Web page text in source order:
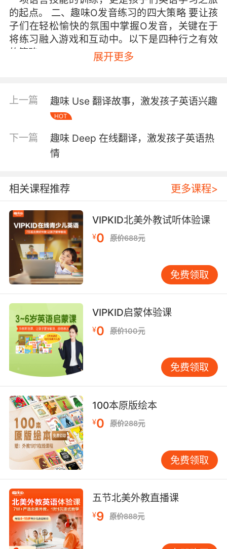
的起点。 二、趣味O发音练习的四大策略 要让孩
子们在轻松愉快的氛围中掌握O发音，关键在于
将练习融入游戏和互动中。以下是四种行之有效
的策略：
and the Dog”，孩子们可以在听故事的过程中，
自然而然地接触到O音。随后，通过角色扮演，
们对O音的理解，还能增强他们的语言表达能
具。选择一些包含O发音的英文儿歌，如“Old
MacDonald Had a Farm”，让孩子们在歌唱中练
习发音。通过反复的旋律和节奏，孩子们能够轻
松记住O音的发音方式，并在不知不觉中掌握这
一音素。
游戏与互动 游戏是孩子们最喜欢的活动之一。设
计一些与O发音相关的游戏，如“O音单词接龙”或
“O音寻宝游戏”，让孩子们在游戏中练习发音。通
过竞争和合作，孩子们不仅能够提高发音的准确
趣。
视觉与触觉结合 利用视觉和触觉的辅助工具，如
发音卡片、发音模型等，帮助孩子们更直观地理
解O音的发音方式。通过触摸和观察，孩子们能
够更清晰地感受到发音时口腔的形状和气流的变
化，从而更准确地掌握O音。 三、如何在家中进
演着至关重要的角色。以下是一些在家中可以轻
松实施的趣味O发音练习方法：
日常对话中的O音练习 在日常生活中，家长可以
有意识地使用包含O音的单词与孩子进行对话。
例如，在吃饭时，可以问孩子：“Do you want
some hot soup?” 通过反复的日常对话，孩子们
一发音。
家庭游戏时间 在家庭游戏时间中，家长可以设计
一些与O发音相关的游戏，如“O音单词大挑战”。
通过家庭成员之间的互动，孩子们不仅能够练习
展开更多
上一篇 趣味 Use 翻译故事，激发孩子英语兴趣
HOT
下一篇
趣味 Deep 在线翻译，激发孩子英语热
情
相关课程推荐 更多课程>
VIPKID北美外教试听体验课
¥0 原价688元
免费领取
VIPKID启蒙体验课
¥0 原价100元
免费领取
100本原版绘本
¥0 原价288元
免费领取
五节北美外教直播课
¥9 原价888元